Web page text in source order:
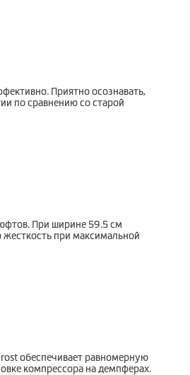
Приятно осознавать,
по сравнению со старой
При ширине 59.5 см
при максимальной
обеспечивает равномерную
компрессора на демпферах.